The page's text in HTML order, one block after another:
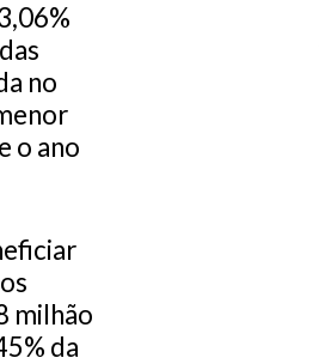
no
o ano
milhão
da